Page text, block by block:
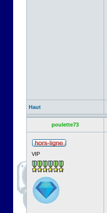
Haut
poulette73
VIP